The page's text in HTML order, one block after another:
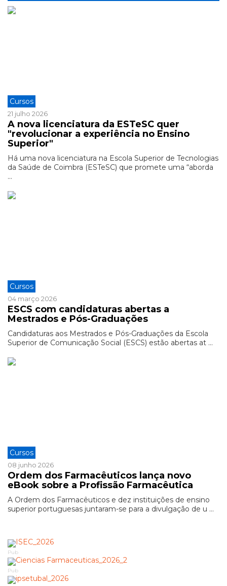
Cursos
21 julho 2026
A nova licenciatura da ESTeSC quer
"revolucionar a experiência no Ensino
Superior"
Há uma nova licenciatura na Escola Superior de Tecnologias
da Saúde de Coimbra (ESTeSC) que promete uma “aborda
...
Cursos
04 março 2026
ESCS com candidaturas abertas a
Mestrados e Pós-Graduações
Candidaturas aos Mestrados e Pós-Graduações da Escola
Superior de Comunicação Social (ESCS) estão abertas at ...
Cursos
08 junho 2026
Ordem dos Farmacêuticos lança novo
eBook sobre a Profissão Farmacêutica
A Ordem dos Farmacêuticos e dez instituições de ensino
superior portuguesas juntaram-se para a divulgação de u ...
Pub
Pub